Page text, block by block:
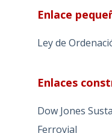
Enlace
Ley de
Enlaces
Dow Jones
Ferrovial